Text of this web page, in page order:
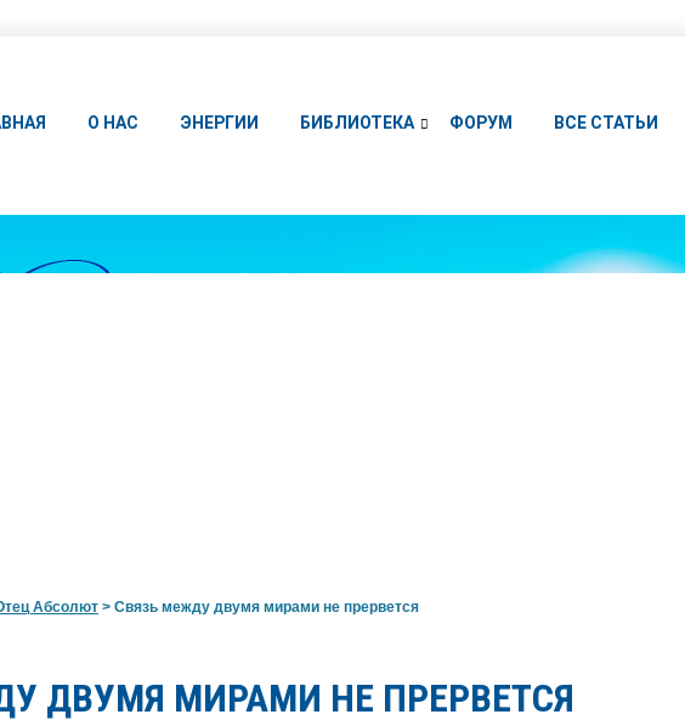
О НАС ЭНЕРГИИ БИБЛИОТЕКА ФОРУМ ВСЕ СТАТЬИ
Абсолют > Связь между двумя мирами не прервется
ДВУМЯ МИРАМИ НЕ ПРЕРВЕТСЯ